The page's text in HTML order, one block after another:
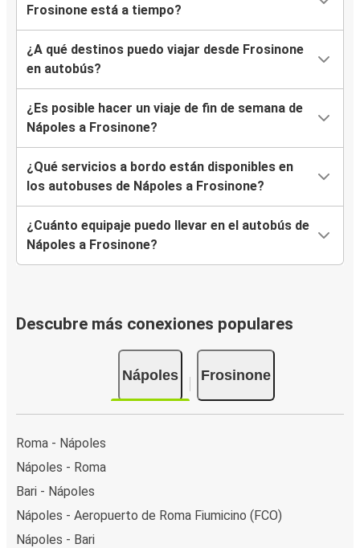
Frosinone está a tiempo?
¿A qué destinos puedo viajar desde Frosinone
en autobús?
¿Es posible hacer un viaje de fin de semana de
Nápoles a Frosinone?
¿Qué servicios a bordo están disponibles en
los autobuses de Nápoles a Frosinone?
¿Cuánto equipaje puedo llevar en el autobús de
Nápoles a Frosinone?
Descubre más conexiones populares
Nápoles Frosinone
Roma - Nápoles
Nápoles - Roma
Bari - Nápoles
Nápoles - Aeropuerto de Roma Fiumicino (FCO)
Nápoles - Bari